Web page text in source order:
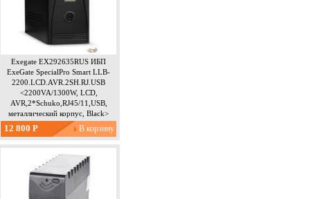
Exegate EX292635RUS ИБП
ExeGate SpecialPro Smart LLB-
2200.LCD.AVR.2SH.RJ.USB
<2200VA/1300W, LCD,
AVR,2*Schuko,RJ45/11,USB,
металлический корпус, Black>
12 800 Р